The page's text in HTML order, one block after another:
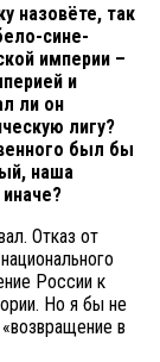
назовёте, так
сине-
империи –
и
ли он
лигу?
был бы
наша
Отказ от
России к
Но я бы не
в